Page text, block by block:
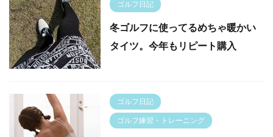
ゴルフ日記
冬ゴルフに使ってるめちゃ暖かい
タイツ。今年もリピート購入
ゴルフ日記
ゴルフ練習・トレーニング